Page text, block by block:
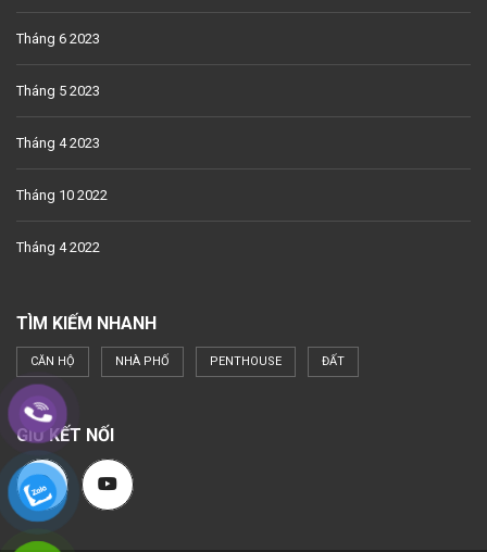
Tháng 6 2023
Tháng 5 2023
Tháng 4 2023
Tháng 10 2022
Tháng 4 2022
TÌM KIẾM NHANH
CĂN HỘ NHÀ PHỐ PENTHOUSE ĐẤT
GIỮ KẾT NỐI